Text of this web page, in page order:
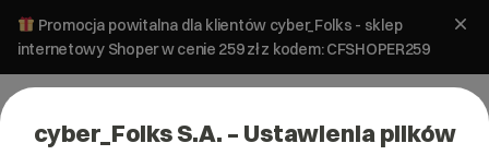
Promocja powitalna dla klientów cyber_Folks - sklep
internetowy Shoper w cenie 259 zł z kodem: CFSHOPER259
cyber_Folks S.A. – Ustawienia plików